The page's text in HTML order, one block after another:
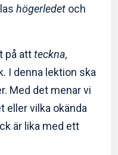
högerledet och
på attteckna,
I denna lektion ska
Med det menar vi
eller vilka okända
är lika med ett